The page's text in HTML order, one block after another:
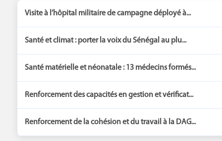
Visite à l’hôpital militaire de campagne déployé à...
Santé et climat : porter la voix du Sénégal au plu...
Santé matérielle et néonatale : 13 médecins formés...
Renforcement des capacités en gestion et vérificat...
Renforcement de la cohésion et du travail à la DAG...